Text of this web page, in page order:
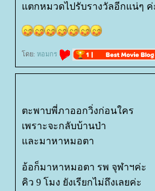
ตกหมวดไปรับรางวัลอีกแน่ๆ ค่
ดย: หอมกร
ตะพาบพี่ภาออกวิ่งก่อนใคร
เพราะจะกลับบ้านป่า
ละมาหาหมอตา
อ้อก็มาหาหมอตา รพ จุฬาฯค่ะ
คิว 9 โมง ยังเรียกไม่ถึงเลยค่ะ